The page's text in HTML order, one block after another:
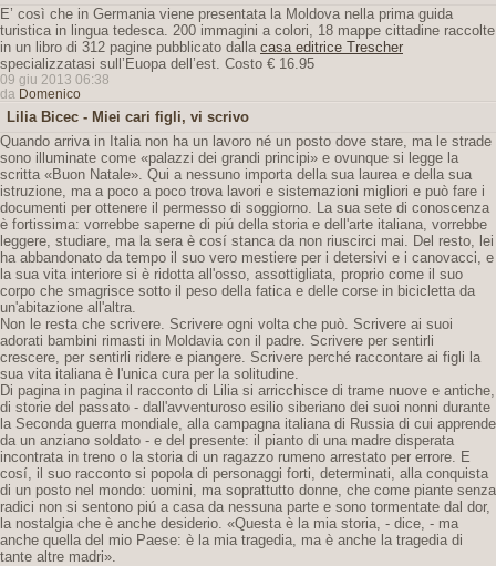
E’ così che in Germania viene presentata la Moldova nella prima guida
turistica in lingua tedesca. 200 immagini a colori, 18 mappe cittadine raccolte
in un libro di 312 pagine pubblicato dalla casa editrice Trescher
specializzatasi sull’Euopa dell’est. Costo € 16.95
09 giu 2013 06:38
da Domenico
Lilia Bicec - Miei cari figli, vi scrivo
Quando arriva in Italia non ha un lavoro né un posto dove stare, ma le strade
sono illuminate come «palazzi dei grandi principi» e ovunque si legge la
scritta «Buon Natale». Qui a nessuno importa della sua laurea e della sua
istruzione, ma a poco a poco trova lavori e sistemazioni migliori e può fare i
documenti per ottenere il permesso di soggiorno. La sua sete di conoscenza
è fortissima: vorrebbe saperne di piú della storia e dell'arte italiana, vorrebbe
leggere, studiare, ma la sera è cosí stanca da non riuscirci mai. Del resto, lei
ha abbandonato da tempo il suo vero mestiere per i detersivi e i canovacci, e
la sua vita interiore si è ridotta all'osso, assottigliata, proprio come il suo
corpo che smagrisce sotto il peso della fatica e delle corse in bicicletta da
un'abitazione all'altra.
Non le resta che scrivere. Scrivere ogni volta che può. Scrivere ai suoi
adorati bambini rimasti in Moldavia con il padre. Scrivere per sentirli
crescere, per sentirli ridere e piangere. Scrivere perché raccontare ai figli la
sua vita italiana è l'unica cura per la solitudine.
Di pagina in pagina il racconto di Lilia si arricchisce di trame nuove e antiche,
di storie del passato - dall'avventuroso esilio siberiano dei suoi nonni durante
la Seconda guerra mondiale, alla campagna italiana di Russia di cui apprende
da un anziano soldato - e del presente: il pianto di una madre disperata
incontrata in treno o la storia di un ragazzo rumeno arrestato per errore. E
cosí, il suo racconto si popola di personaggi forti, determinati, alla conquista
di un posto nel mondo: uomini, ma soprattutto donne, che come piante senza
radici non si sentono piú a casa da nessuna parte e sono tormentate dal dor,
la nostalgia che è anche desiderio. «Questa è la mia storia, - dice, - ma
anche quella del mio Paese: è la mia tragedia, ma è anche la tragedia di
tante altre madri».